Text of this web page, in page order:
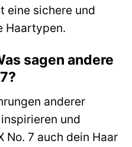
eine sichere und
Haartypen.
sagen andere
anderer
und
No. 7 auch dein Haar